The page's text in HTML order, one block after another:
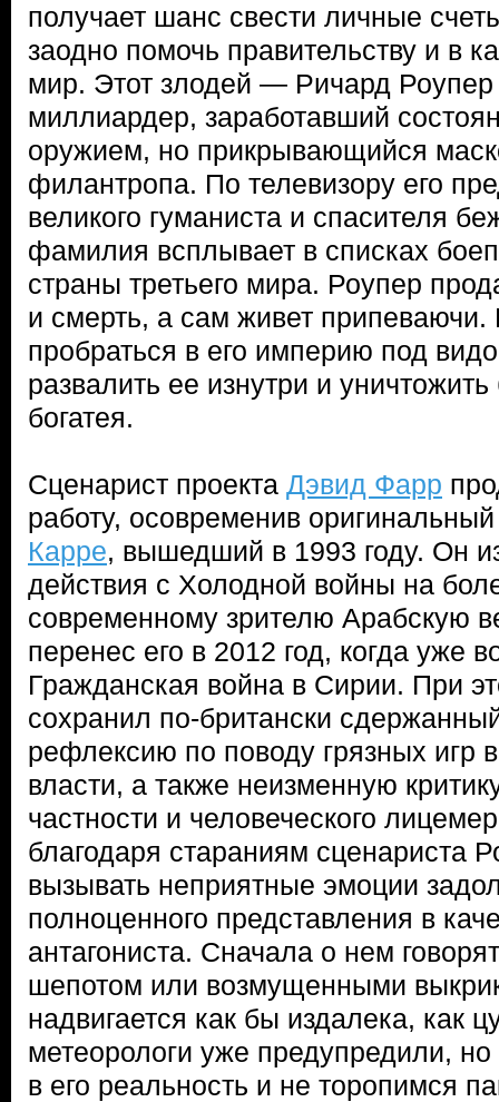
получает шанс свести личные
заодно помочь правительству и в
мир. Этот злодей — Ричард Роупер
миллиардер, заработавший
оружием, но прикрывающийся
филантропа. По телевизору его
великого гуманиста и спасителя
фамилия всплывает в списках
страны третьего мира. Роупер
и смерть, а сам живет
пробраться в его империю под
развалить ее изнутри и
богатея.
Сценарист проекта Дэвид Фарр
работу, осовременив
Карре, вышедший в 1993 году. Он
действия с Холодной войны на
современному зрителю Арабскую
перенес его в 2012 год, когда уже
Гражданская война в Сирии. При
сохранил по-британски
рефлексию по поводу грязных игр
власти, а также неизменную
частности и человеческого
благодаря стараниям сценариста
вызывать неприятные эмоции
полноценного представления в
антагониста. Сначала о нем
шепотом или возмущенными
надвигается как бы издалека, как
метеорологи уже предупредили,
в его реальность и не торопимся